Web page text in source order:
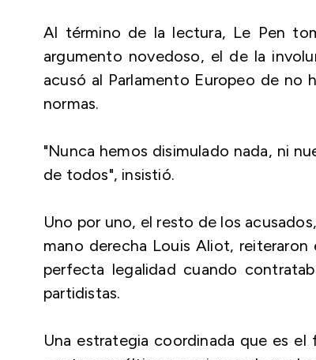
Al término de la lectura, Le Pen
argumento novedoso, el de la
acusó al Parlamento Europeo de no
normas.
"Nunca hemos disimulado nada, ni
de todos", insistió.
Uno por uno, el resto de los
mano derecha Louis Aliot,
perfecta legalidad cuando
partidistas.
Una estrategia coordinada que es